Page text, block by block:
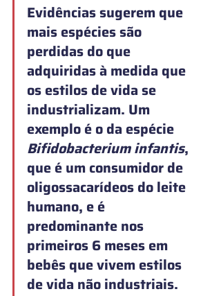
Evidências sugerem que
mais espécies são
perdidas do que
adquiridas à medida que
os estilos de vida se
industrializam. Um
exemplo é o da espécie
Bifidobacterium infantis,
que é um consumidor de
oligossacarídeos do leite
humano, e é
predominante nos
primeiros 6 meses em
bebês que vivem estilos
de vida não industriais.